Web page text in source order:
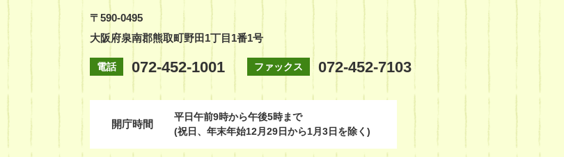
〒590-0495
大阪府泉南郡熊取町野田1丁目1番1号
電話 072-452-1001 ファックス 072-452-7103
開庁時間
平日午前9時から午後5時まで
(祝日、年末年始12月29日から1月3日を除く)